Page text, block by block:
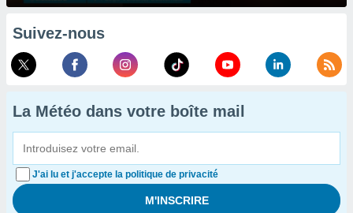
Suivez-nous
La Météo dans votre boîte mail
J'ai lu et j'accepte la politique de privacité